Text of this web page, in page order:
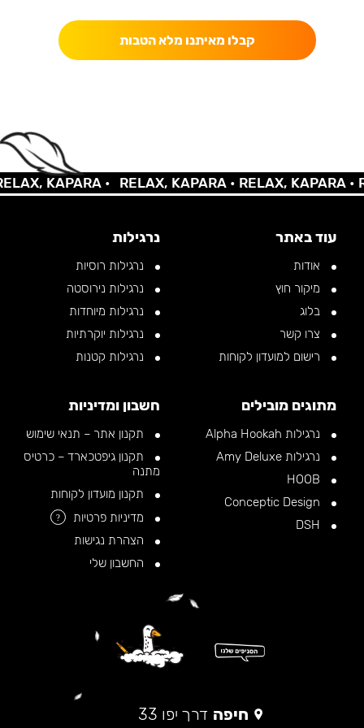
קבלו מאיתנו מלא הטבות
KAPARA • RELAX, KAPARA •RELAX, KAPARA •
עוד באתר
אודות
מיקור חוץ
בלוג
צרו קשר
רישום למועדון לקוחות
נרגילות
נרגילות רוסיות
נרגילות נירוסטה
נרגילות מיוחדות
נרגילות יוקרתיות
נרגילות קטנות
מתוגים מובילים
נרגילות Alpha Hookah
נרגילות Amy Deluxe
חשבון ומדיניות
תקנון אתר – תנאי שימוש
תקנון גיפטכארד – כרטיס
מתנה
תקנון מועדון לקוחות
מדיניות פרטיות
?
הצהרת נגישות
החשבון שלי
חיפה דרך יפו 33